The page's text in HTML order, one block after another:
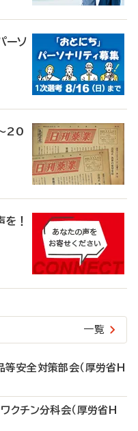
ソ
20
！
一覧
安全対策部会（厚労省H
クチン分科会（厚労省H